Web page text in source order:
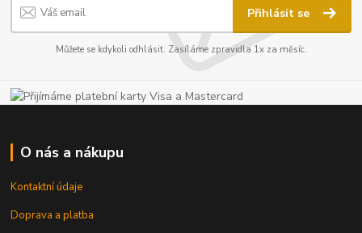
Přihlásit se
Můžete se kdykoli odhlásit. Zasíláme zpravidla 1x za měsíc.
O nás a nákupu
Kontaktní údaje
Doprava a platba